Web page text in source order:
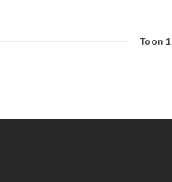
Toon 1